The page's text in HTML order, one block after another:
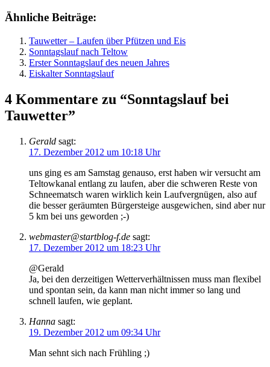
Ähnliche Beiträge:
Tauwetter – Laufen über Pfützen und Eis
Sonntagslauf nach Teltow
Erster Sonntagslauf des neuen Jahres
Eiskalter Sonntagslauf
4 Kommentare zu “Sonntagslauf bei
Tauwetter”
Gerald sagt:
17. Dezember 2012 um 10:18 Uhr
uns ging es am Samstag genauso, erst haben wir versucht am
Teltowkanal entlang zu laufen, aber die schweren Reste von
Schneematsch waren wirklich kein Laufvergnügen, also auf
die besser geräumten Bürgersteige ausgewichen, sind aber nur
5 km bei uns geworden ;-)
webmaster@startblog-f.de sagt:
17. Dezember 2012 um 18:23 Uhr
@Gerald
Ja, bei den derzeitigen Wetterverhältnissen muss man flexibel
und spontan sein, da kann man nicht immer so lang und
schnell laufen, wie geplant.
Hanna sagt:
19. Dezember 2012 um 09:34 Uhr
Man sehnt sich nach Frühling ;)